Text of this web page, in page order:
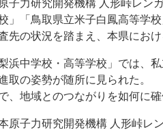
原子力研究開発機構 人形峠レン
」「鳥取県立米子白鳳高等学校
先の状況を踏まえ、本県におけ
浜中学校・高等学校」では、
取の姿勢が随所に見られた。
、地域とのつながりを如何に確
原子力研究開発機構 人形峠レ